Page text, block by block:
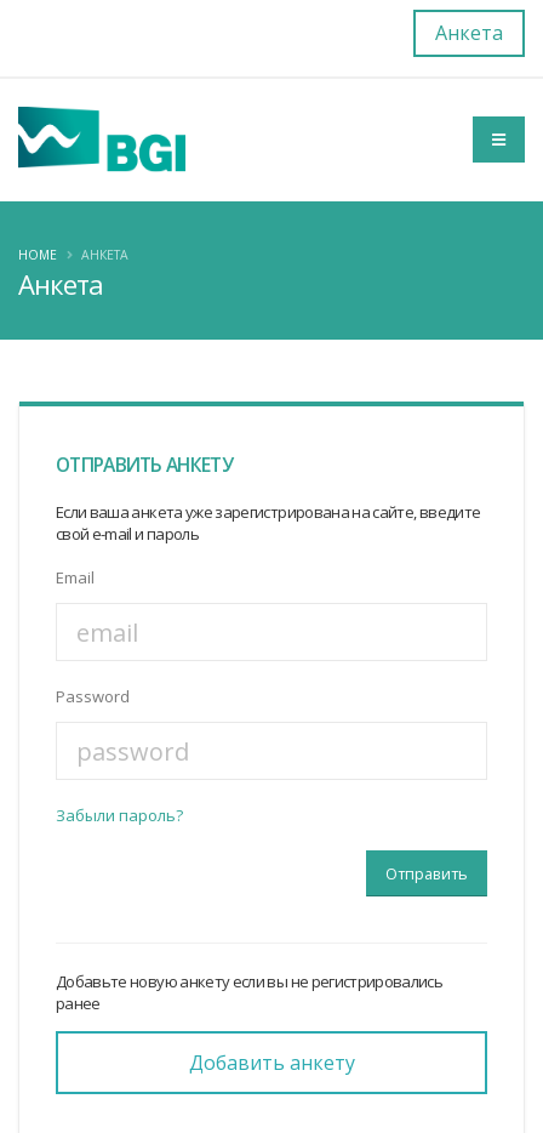
Анкета
Анкета
HOME АНКЕТА
ОТПРАВИТЬ АНКЕТУ
Если ваша анкета уже зарегистрирована на сайте, введите
свой e-mail и пароль
Email
Password
Забыли пароль?
Добавьте новую анкету если вы не регистрировались
ранее
Добавить анкету